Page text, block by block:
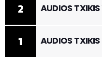
1 AUDIOS TXIKIS
2 AUDIOS